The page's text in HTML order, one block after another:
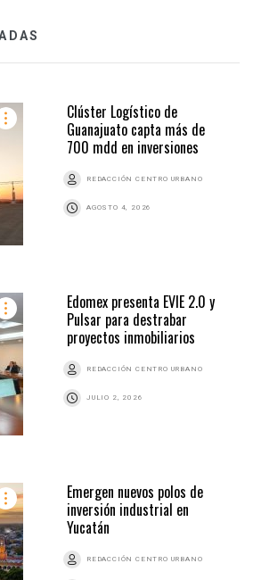
Clúster Logístico de
Guanajuato capta más de
700 mdd en inversiones
REDACCIÓN CENTRO URBANO
AGOSTO 4, 2026
Edomex presenta EVIE 2.0 y
Pulsar para destrabar
proyectos inmobiliarios
REDACCIÓN CENTRO URBANO
JULIO 2, 2026
Emergen nuevos polos de
inversión industrial en
Yucatán
REDACCIÓN CENTRO URBANO